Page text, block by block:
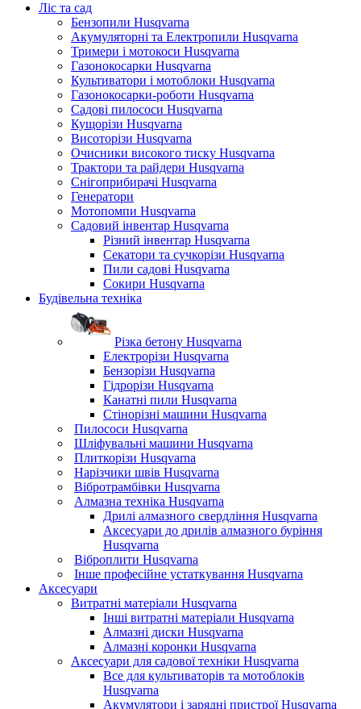
Ліс та сад
Бензопили Husqvarna
Акумуляторні та Електропили Husqvarna
Тримери і мотокоси Husqvarna
Газонокосарки Husqvarna
Культиватори і мотоблоки Husqvarna
Газонокосарки-роботи Husqvarna
Садові пилососи Husqvarna
Кущорізи Husqvarna
Висоторізи Husqvarna
Очисники високого тиску Husqvarna
Трактори та райдери Husqvarna
Снігоприбирачі Husqvarna
Генератори
Мотопомпи Husqvarna
Садовий інвентар Husqvarna
Різний інвентар Husqvarna
Секатори та сучкорізи Husqvarna
Пили садові Husqvarna
Сокири Husqvarna
Будівельна техніка
Різка бетону Husqvarna
Електрорізи Husqvarna
Бензорізи Husqvarna
Гідрорізи Husqvarna
Канатні пили Husqvarna
Стінорізні машини Husqvarna
Пилососи Husqvarna
Шліфувальні машини Husqvarna
Плиткорізи Husqvarna
Нарізчики швів Husqvarna
Вібротрамбівки Husqvarna
Алмазна техніка Husqvarna
Дрилі алмазного свердління Husqvarna
Аксесуари до дрилів алмазного буріння
Husqvarna
Віброплити Husqvarna
Інше професійне устаткування Husqvarna
Аксесуари
Витратні матеріали Husqvarna
Інші витратні матеріали Husqvarna
Алмазні диски Husqvarna
Алмазні коронки Husqvarna
Аксесуари для садової техніки Husqvarna
Все для культиваторів та мотоблоків
Husqvarna
Акумулятори і зарядні пристрої Husqvarna